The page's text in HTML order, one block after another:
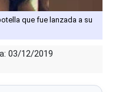
que fue lanzada a su
03/12/2019